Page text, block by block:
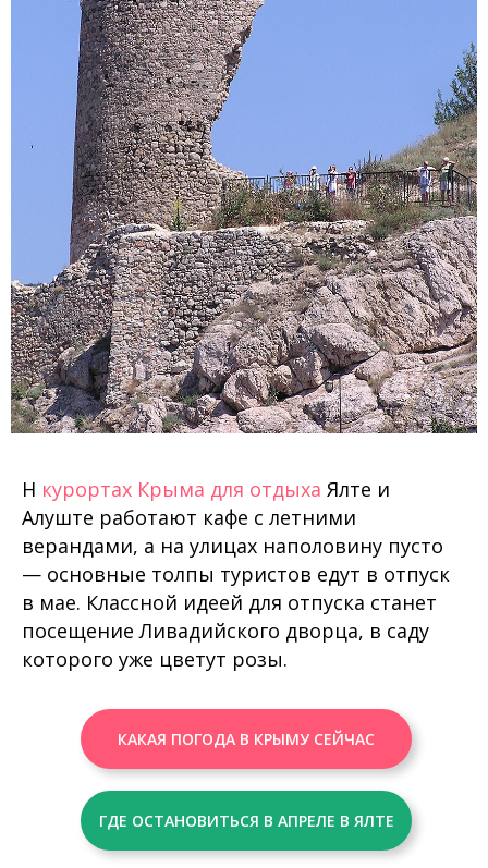
Н курортах Крыма для отдыха Ялте и
Алуште работают кафе с летними
верандами, а на улицах наполовину пусто
— основные толпы туристов едут в отпуск
в мае. Классной идеей для отпуска станет
посещение Ливадийского дворца, в саду
которого уже цветут розы.
КАКАЯ ПОГОДА В КРЫМУ СЕЙЧАС
ГДЕ ОСТАНОВИТЬСЯ В АПРЕЛЕ В ЯЛТЕ